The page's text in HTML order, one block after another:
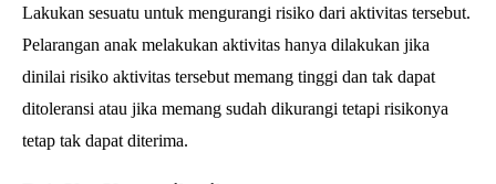
Lakukan sesuatu untuk mengurangi risiko dari aktivitas tersebut.
Pelarangan anak melakukan aktivitas hanya dilakukan jika
dinilai risiko aktivitas tersebut memang tinggi dan tak dapat
ditoleransi atau jika memang sudah dikurangi tetapi risikonya
tetap tak dapat diterima.